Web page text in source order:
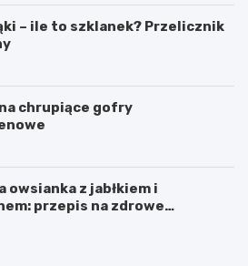
– ile to szklanek? Przelicznik
chrupiące gofry
owsianka z jabłkiem i
przepis na zdrowe